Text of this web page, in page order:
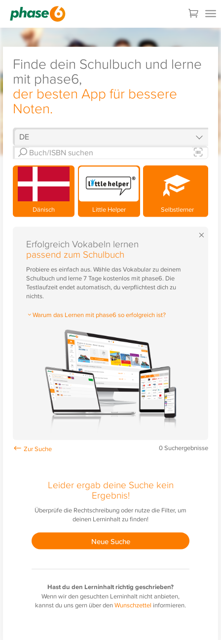
Finde dein Schulbuch und lerne
mit phase6,
der besten App für bessere
Noten.
Dänisch Little Helper Selbstlerner
×
Erfolgreich Vokabeln lernen
passend zum Schulbuch
Probiere es einfach aus. Wähle das Vokabular zu deinem
Schulbuch und lerne 7 Tage kostenlos mit phase6. Die
Testlaufzeit endet automatisch, du verpflichtest dich zu
nichts.
Warum das Lernen mit phase6 so erfolgreich ist?
0Suchergebnisse
Leider ergab deine Suche kein
Ergebnis!
Überprüfe die Rechtschreibung oder nutze die Filter, um
deinen Lerninhalt zu finden!
Neue Suche
Hast du den Lerninhalt richtig geschrieben?
Wenn wir den gesuchten Lerninhalt nicht anbieten,
kannst du uns gern über denWunschzettel informieren.